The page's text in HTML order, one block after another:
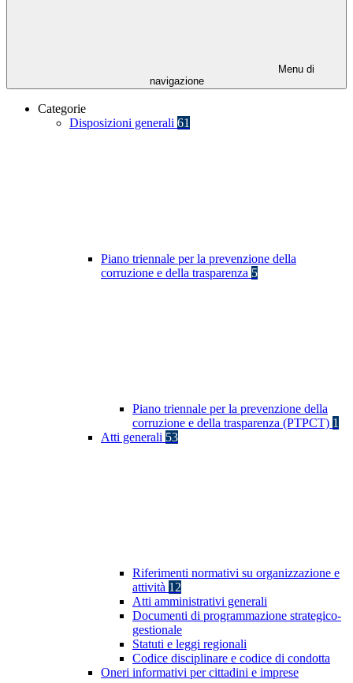
Menu di
navigazione
Categorie
Disposizioni generali 61
Piano triennale per la prevenzione della
corruzione e della trasparenza 5
Piano triennale per la prevenzione della
corruzione e della trasparenza (PTPCT) 1
Atti generali 53
Riferimenti normativi su organizzazione e
attività 12
Atti amministrativi generali
Documenti di programmazione strategico-
gestionale
Statuti e leggi regionali
Codice disciplinare e codice di condotta
Oneri informativi per cittadini e imprese